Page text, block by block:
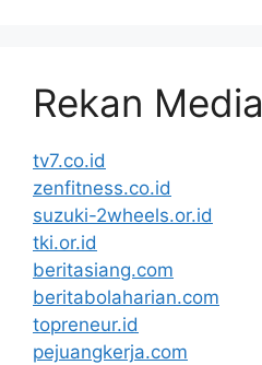
Rekan Media
tv7.co.id
zenfitness.co.id
suzuki-2wheels.or.id
tki.or.id
beritasiang.com
beritabolaharian.com
topreneur.id
pejuangkerja.com